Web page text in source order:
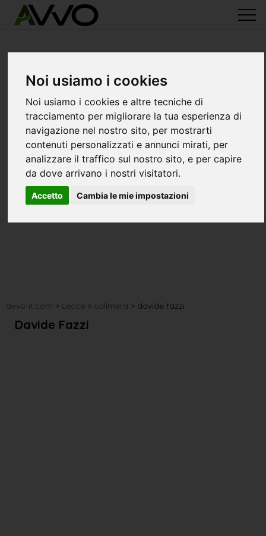
Noi usiamo i cookies
Noi usiamo i cookies e altre tecniche di
tracciamento per migliorare la tua esperienza di
navigazione nel nostro sito, per mostrarti
contenuti personalizzati e annunci mirati, per
analizzare il traffico sul nostro sito, e per capire
da dove arrivano i nostri visitatori.
Accetto Cambia le mie impostazioni
avvo-it.com > Lecce > calimera > davide fazzi
Davide Fazzi